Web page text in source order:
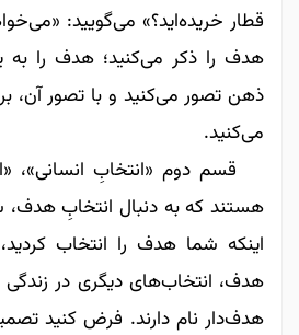
قطار خریده‌اید؟» می‌‌‌‌‌‌گویید:
هدف را ذکر می‌کنید؛ هدف را به
ذهن تصور می‌‌‌‌‌‌کنید و با تصور آن،
می‌کنید.
قسم دوم «انتخابِ انسانی»،
هستند که به دنبال انتخابِ هدف،
اینکه شما هدف را انتخاب
هدف، انتخاب‌های دیگری در زندگی
هدف‌دار نام دارند. فرض کنید